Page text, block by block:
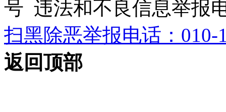
号 违法和不良信息举报
扫黑除恶举报电话：010-
返回顶部